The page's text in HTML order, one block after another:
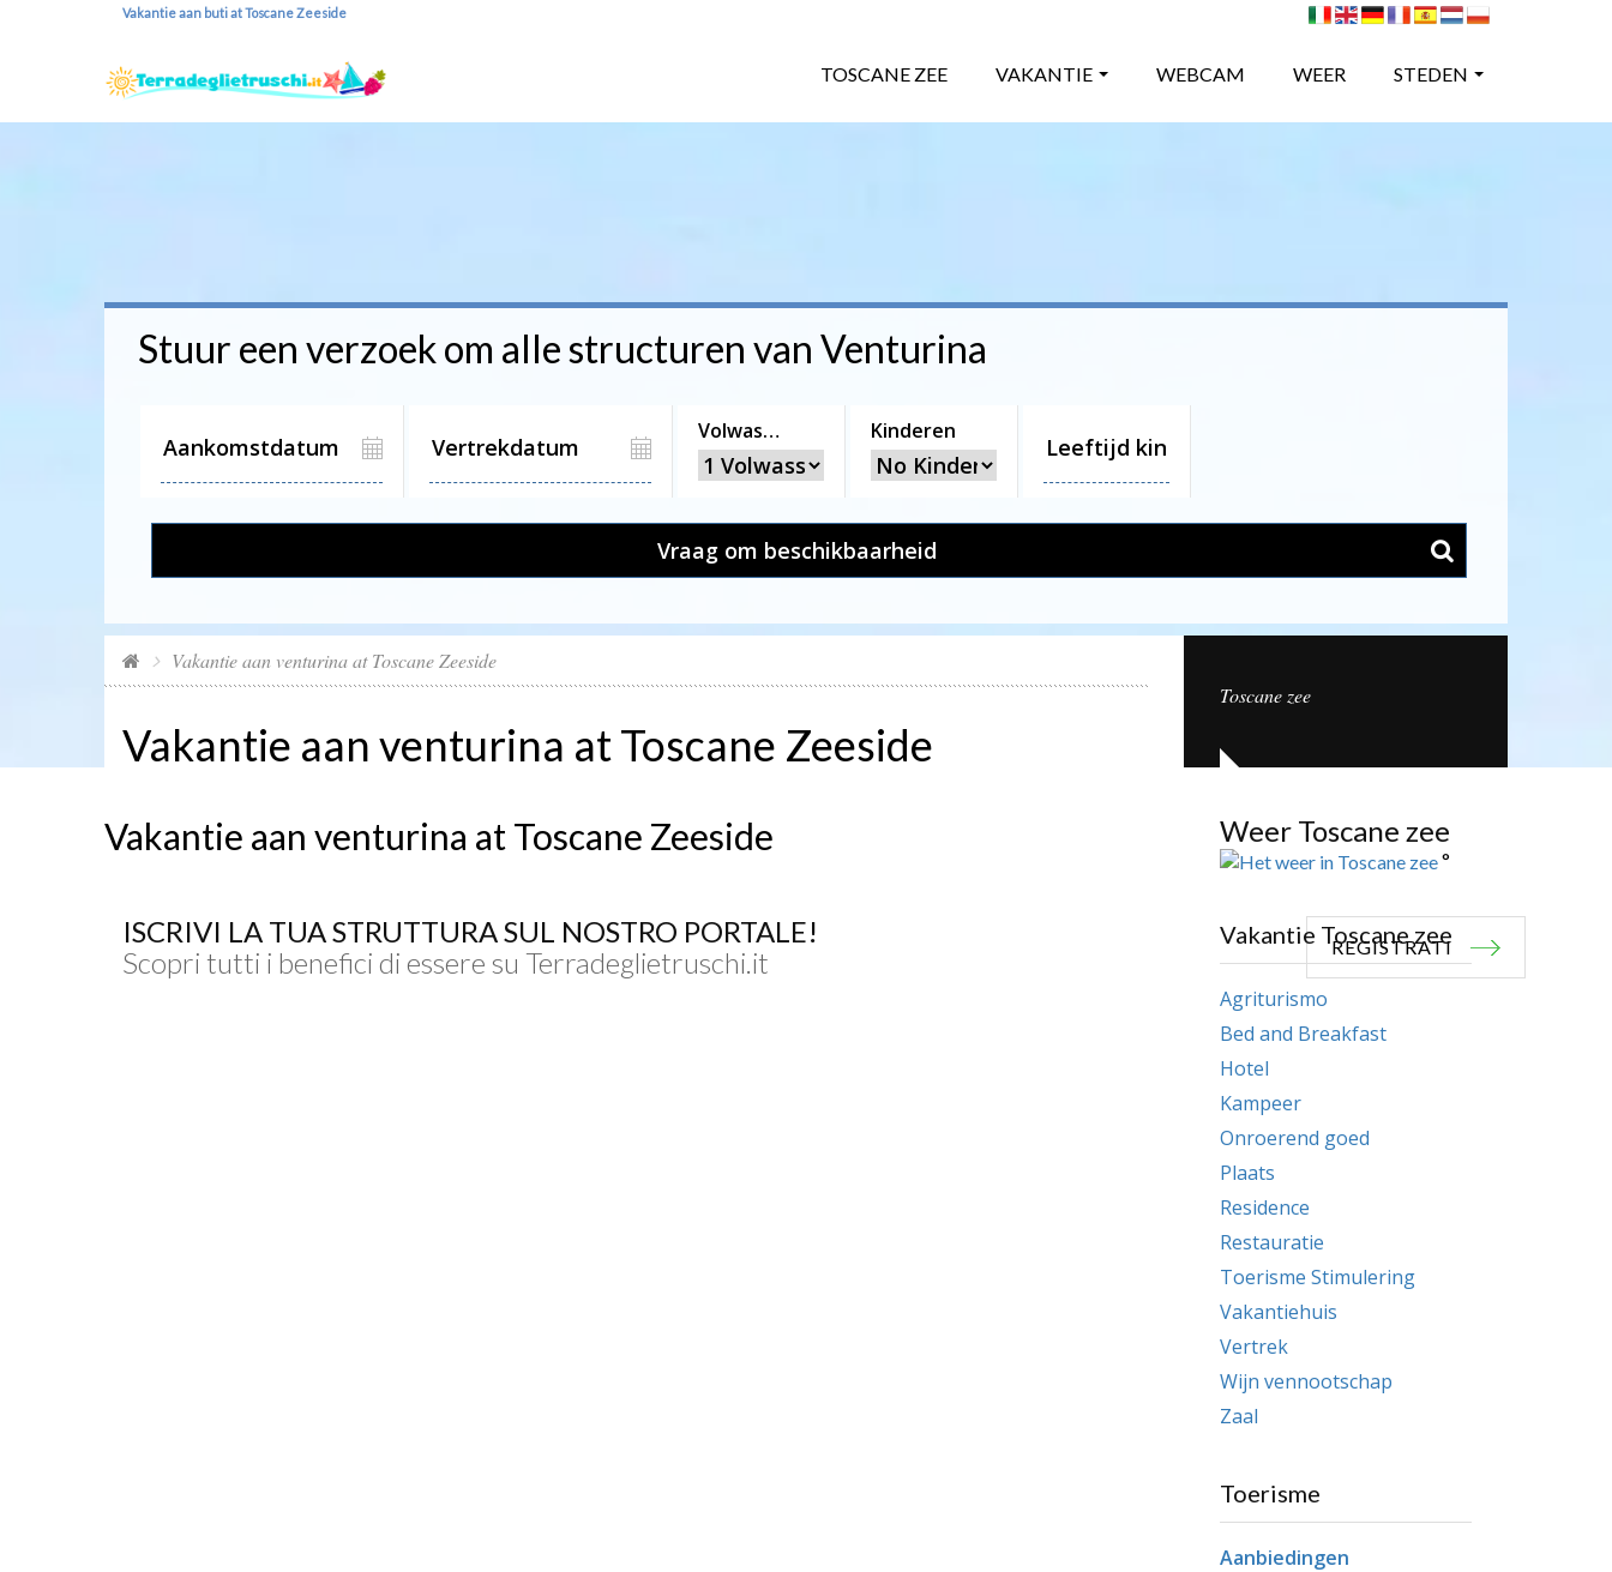
Vakantie aan buti at Toscane Zeeside
TOSCANE ZEE VAKANTIE WEBCAM WEER STEDEN
Stuur een verzoek om alle structuren van Venturina
Volwassenen Kinderen
Vraag om beschikbaarheid
Vakantie aan venturina at Toscane Zeeside
Vakantie aan venturina at Toscane Zeeside
Vakantie aan venturina at Toscane Zeeside
ISCRIVI LA TUA STRUTTURA SUL NOSTRO PORTALE!
Scopri tutti i benefici di essere su Terradeglietruschi.it
REGISTRATI
Toscane zee
Weer Toscane zee
°
Vakantie Toscane zee
Agriturismo
Bed and Breakfast
Hotel
Kampeer
Onroerend goed
Plaats
Residence
Restauratie
Toerisme Stimulering
Vakantiehuis
Vertrek
Wijn vennootschap
Zaal
Toerisme
Aanbiedingen